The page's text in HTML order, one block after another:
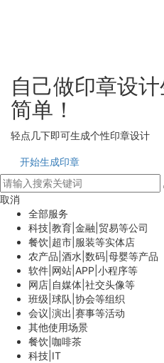
自己做印章设
简单！
轻点几下即可生成个性印章设计
开始生成印章
取消
全部服务
科技|教育|金融|贸易等公司
餐饮|超市|服装等实体店
农产品|酒水|数码|母婴等产品
软件|网站|APP|小程序等
网店|自媒体|社交头像等
班级|球队|协会等组织
会议|演出|赛事等活动
其他使用场景
餐饮|咖啡茶
科技|IT